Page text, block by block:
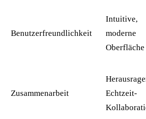
Benutzerfreundlichkeit
Intuitive,
moderne
Oberfläche
Zusammenarbeit
Echtzeit-